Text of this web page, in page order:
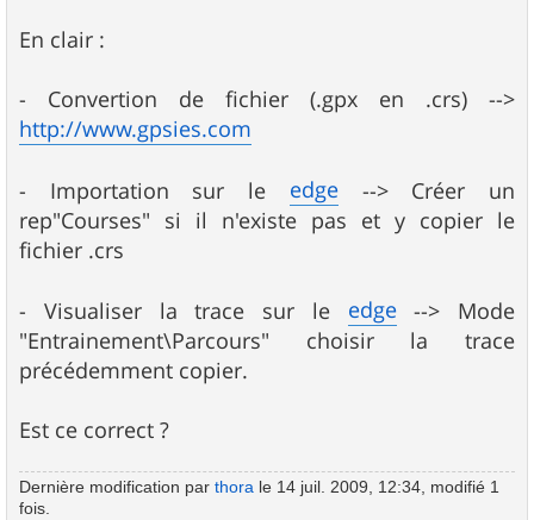
En clair :
- Convertion de fichier (.gpx en .crs) -->
http://www.gpsies.com
- Importation sur le edge--> Créer un
rep"Courses" si il n'existe pas et y copier le
fichier .crs
- Visualiser la trace sur le edge--> Mode
"Entrainement\Parcours" choisir la trace
précédemment copier.
Est ce correct ?
Dernière modification par thora le 14 juil. 2009, 12:34, modifié 1
fois.